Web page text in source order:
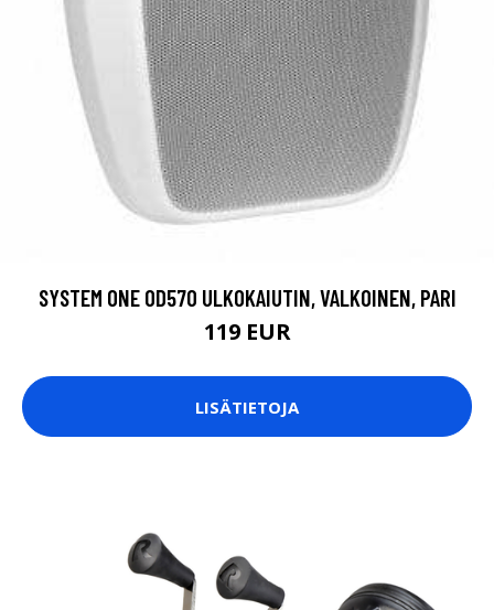
SYSTEM ONE OD570 ULKOKAIUTIN, VALKOINEN, PARI
119 EUR
LISÄTIETOJA